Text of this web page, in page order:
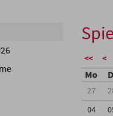
<< <
Mo
27
04